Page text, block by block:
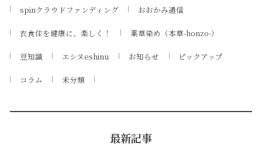
spinクラウドファンディング おおかみ通信
衣食住を健康に、楽しく！ 薬草染め（本草-honzo-）
豆知識 エシヌeshinu お知らせ ピックアップ
コラム 未分類
最新記事